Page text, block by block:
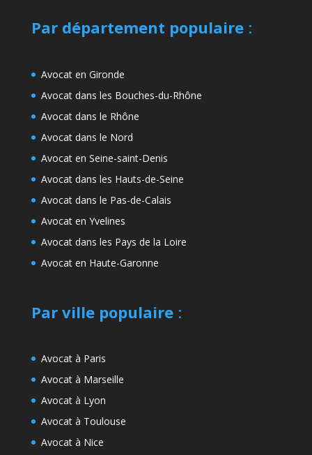
Par département populaire:
Avocat en Gironde
Avocat dans les Bouches-du-Rhône
Avocat dans le Rhône
Avocat dans le Nord
Avocat en Seine-saint-Denis
Avocat dans les Hauts-de-Seine
Avocat dans le Pas-de-Calais
Avocat en Yvelines
Avocat dans les Pays de la Loire
Avocat en Haute-Garonne
Par ville populaire:
Avocat à Paris
Avocat à Marseille
Avocat à Lyon
Avocat à Toulouse
Avocat à Nice